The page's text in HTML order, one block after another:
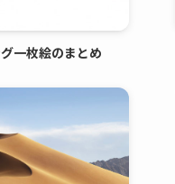
一枚絵のまとめ